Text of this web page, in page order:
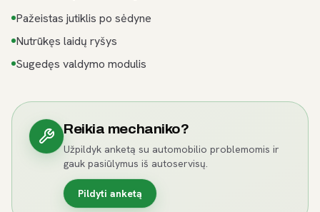
Pažeistas jutiklis po sėdyne
Nutrūkęs laidų ryšys
Sugedęs valdymo modulis
Reikia mechaniko?
Užpildyk anketą su automobilio problemomis ir
gauk pasiūlymus iš autoservisų.
Pildyti anketą